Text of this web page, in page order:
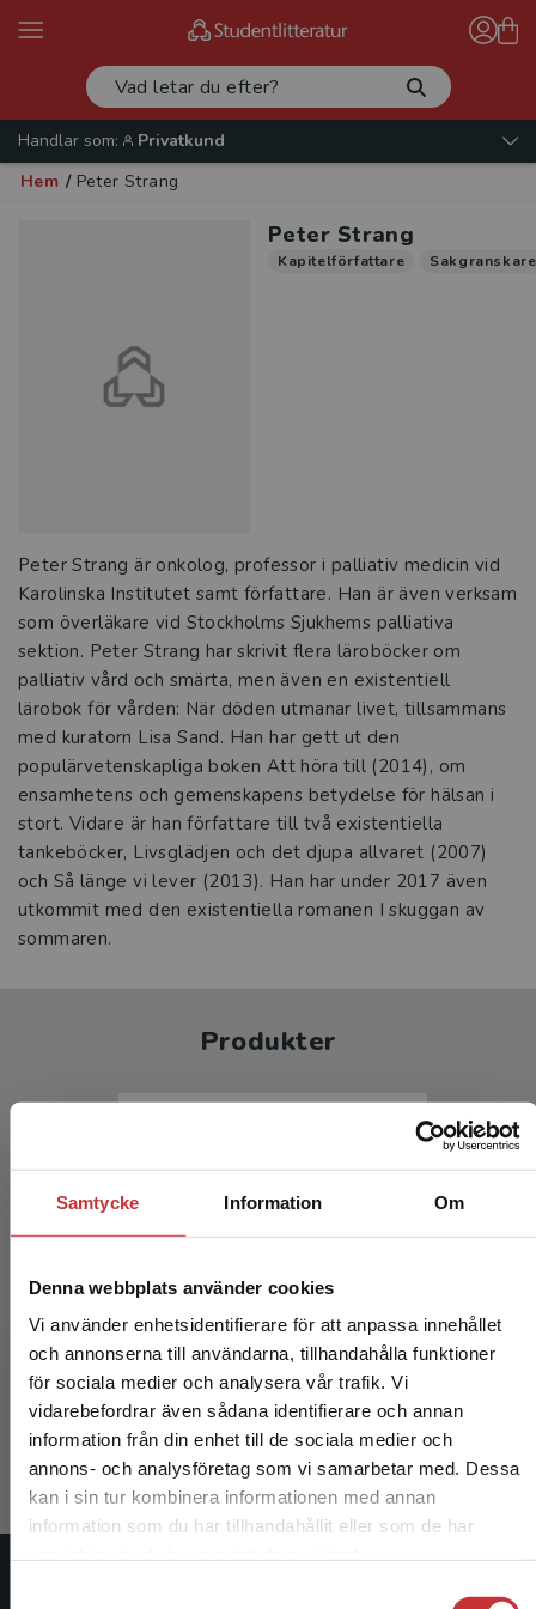
Samtycke Information Om
Denna webbplats använder cookies
Vi använder enhetsidentifierare för att anpassa innehållet
och annonserna till användarna, tillhandahålla funktioner
för sociala medier och analysera vår trafik. Vi
vidarebefordrar även sådana identifierare och annan
information från din enhet till de sociala medier och
annons- och analysföretag som vi samarbetar med. Dessa
kan i sin tur kombinera informationen med annan
information som du har tillhandahållit eller som de har
Begränsad fraktregion
Det verkar som att du besöker studentlitteratur.se
via en enhet utanför Sverige. Vi erbjuder inte
leveranser utanför Sverige. För att kunna slutföra
Handlar som:
Privatkund
Hem / Peter Strang
Peter Strang
Kapitelförfattare Sakgranskare
Peter Strang är onkolog, professor i palliativ medicin vid
Karolinska Institutet samt författare. Han är även verksam
som överläkare vid Stockholms Sjukhems palliativa
sektion. Peter Strang har skrivit flera läroböcker om
palliativ vård och smärta, men även en existentiell
lärobok för vården: När döden utmanar livet, tillsammans
med kuratorn Lisa Sand. Han har gett ut den
populärvetenskapliga boken Att höra till (2014), om
ensamhetens och gemenskapens betydelse för hälsan i
stort. Vidare är han författare till två existentiella
tankeböcker, Livsglädjen och det djupa allvaret (2007)
och Så länge vi lever (2013). Han har under 2017 även
utkommit med den existentiella romanen I skuggan av
sommaren.
Produkter
Existens och psykisk hälsa
Stiwne, Dan (red.)
349 kr
Exkl. moms: 329 kr